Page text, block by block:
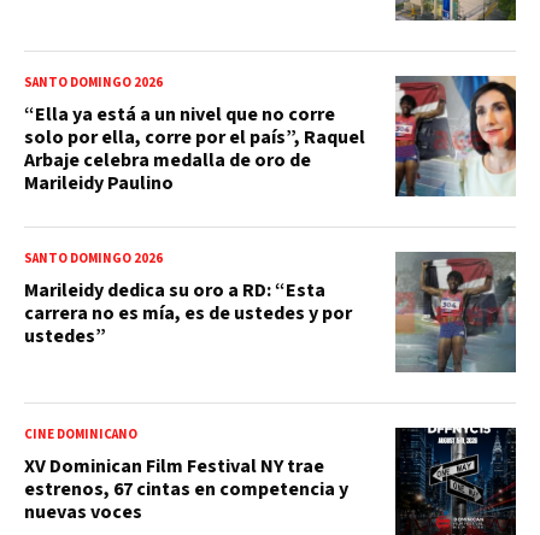
SANTO DOMINGO 2026
“Ella ya está a un nivel que no corre
solo por ella, corre por el país”, Raquel
Arbaje celebra medalla de oro de
Marileidy Paulino
SANTO DOMINGO 2026
Marileidy dedica su oro a RD: “Esta
carrera no es mía, es de ustedes y por
ustedes”
CINE DOMINICANO
XV Dominican Film Festival NY trae
estrenos, 67 cintas en competencia y
nuevas voces